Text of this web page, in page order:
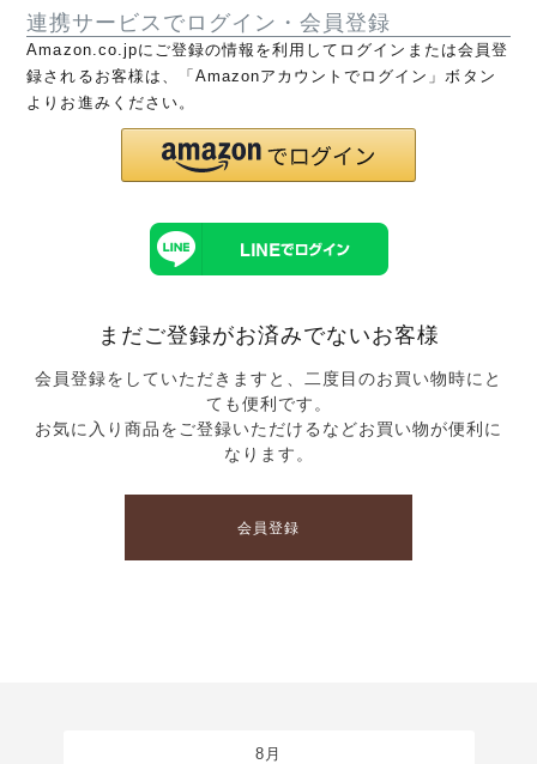
連携サービスでログイン・会員登録
Amazon.co.jpにご登録の情報を利用してログインまたは会員登
録されるお客様は、「Amazonアカウントでログイン」ボタン
よりお進みください。
まだご登録がお済みでないお客様
会員登録をしていただきますと、二度目のお買い物時にと
ても便利です。
お気に入り商品をご登録いただけるなどお買い物が便利に
なります。
会員登録
8月